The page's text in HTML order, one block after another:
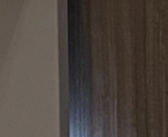
Wir sind bereit für die
Blankoverordnung!